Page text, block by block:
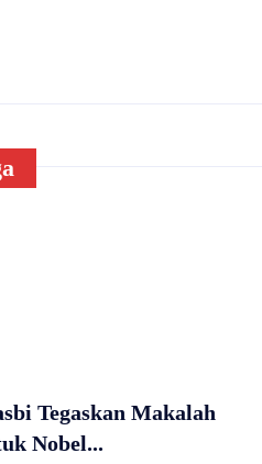
Tegaskan Makalah
Nobel...